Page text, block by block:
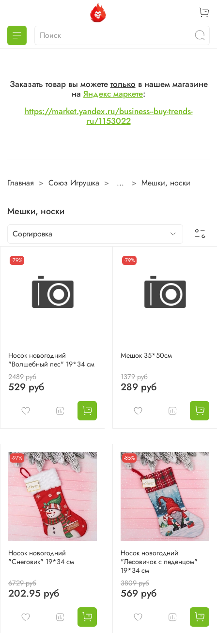
Заказать товар вы можете только в нашем магазине
на Яндекс маркете:
https://market.yandex.ru/business--buy-trends-
ru/1153022
Главная Союз Игрушка ... Мешки, носки
Мешки, носки
-79%
Носок новогодний
"Волшебный лес" 19*34 см
2489 руб
529 руб
-79%
Мешок 35*50см
1379 руб
289 руб
-97%
Носок новогодний
"Снеговик" 19*34 см
6729 руб
202.95 руб
-85%
Носок новогодний
"Лесовичок с леденцом"
19*34 см
3809 руб
569 руб